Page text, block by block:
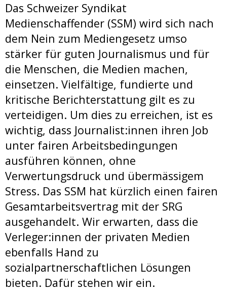
Das Schweizer Syndikat
Medienschaffender (SSM) wird sich nach
dem Nein zum Mediengesetz umso
stärker für guten Journalismus und für
die Menschen, die Medien machen,
einsetzen. Vielfältige, fundierte und
kritische Berichterstattung gilt es zu
verteidigen. Um dies zu erreichen, ist es
wichtig, dass Journalist:innen ihren Job
unter fairen Arbeitsbedingungen
ausführen können, ohne
Verwertungsdruck und übermässigem
Stress. Das SSM hat kürzlich einen fairen
Gesamtarbeitsvertrag mit der SRG
ausgehandelt. Wir erwarten, dass die
Verleger:innen der privaten Medien
ebenfalls Hand zu
sozialpartnerschaftlichen Lösungen
bieten. Dafür stehen wir ein.